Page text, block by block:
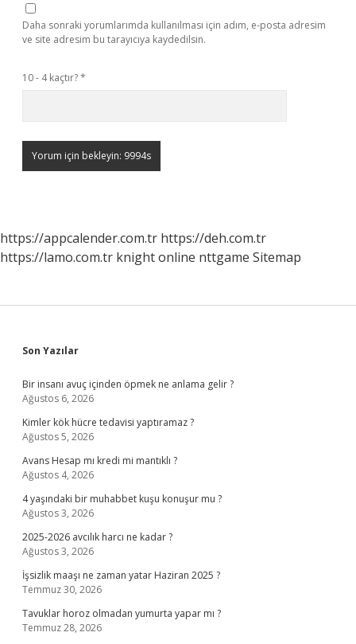
Daha sonraki yorumlarımda kullanılması için adım, e-posta adresim
ve site adresim bu tarayıcıya kaydedilsin.
10 - 4 kaçtır?*
https://appcalender.com.tr https://deh.com.tr
https://lamo.com.tr knight online nttgame Sitemap
Sidebar
Son Yazılar
Bir insanı avuç içinden öpmek ne anlama gelir ?
Ağustos 6, 2026
Kimler kök hücre tedavisi yaptıramaz ?
Ağustos 5, 2026
Avans Hesap mı kredi mi mantıklı ?
Ağustos 4, 2026
4 yaşındaki bir muhabbet kuşu konuşur mu ?
Ağustos 3, 2026
2025-2026 avcılık harcı ne kadar ?
Ağustos 3, 2026
İşsizlik maaşı ne zaman yatar Haziran 2025 ?
Temmuz 30, 2026
Tavuklar horoz olmadan yumurta yapar mı ?
Temmuz 28, 2026